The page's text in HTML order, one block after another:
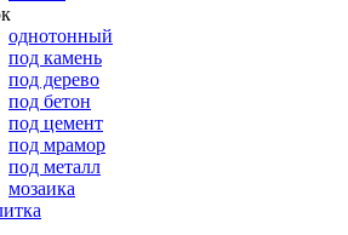
однотонный
под камень
под дерево
под бетон
под цемент
под мрамор
под металл
мозаика